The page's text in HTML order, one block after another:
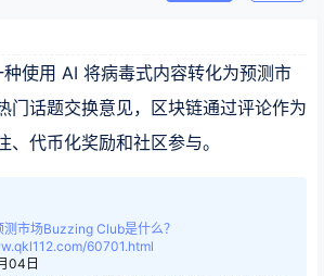
使用 AI 将病毒式内容转化为预测市
门话题交换意见，区块链通过评论作为
、代币化奖励和社区参与。
测市场Buzzing Club是什么？
60701.html
04日